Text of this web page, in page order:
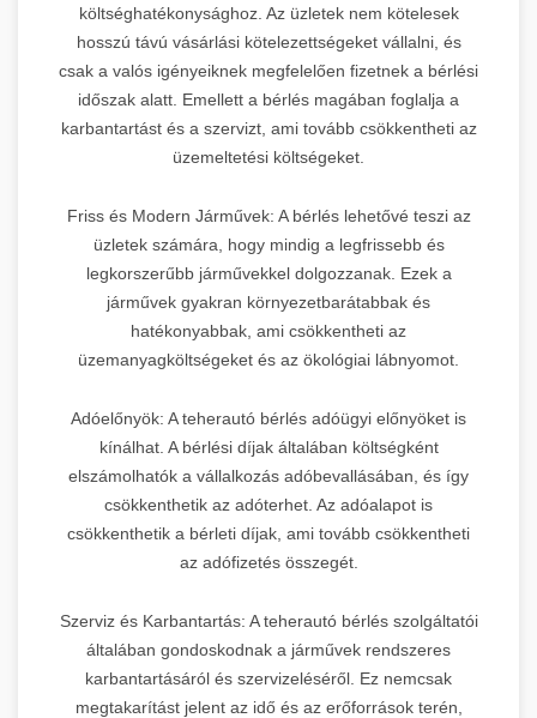
költséghatékonysághoz. Az üzletek nem kötelesek
hosszú távú vásárlási kötelezettségeket vállalni, és
csak a valós igényeiknek megfelelően fizetnek a bérlési
időszak alatt. Emellett a bérlés magában foglalja a
karbantartást és a szervizt, ami tovább csökkentheti az
üzemeltetési költségeket.
Friss és Modern Járművek: A bérlés lehetővé teszi az
üzletek számára, hogy mindig a legfrissebb és
legkorszerűbb járművekkel dolgozzanak. Ezek a
járművek gyakran környezetbarátabbak és
hatékonyabbak, ami csökkentheti az
üzemanyagköltségeket és az ökológiai lábnyomot.
Adóelőnyök: A teherautó bérlés adóügyi előnyöket is
kínálhat. A bérlési díjak általában költségként
elszámolhatók a vállalkozás adóbevallásában, és így
csökkenthetik az adóterhet. Az adóalapot is
csökkenthetik a bérleti díjak, ami tovább csökkentheti
az adófizetés összegét.
Szerviz és Karbantartás: A teherautó bérlés szolgáltatói
általában gondoskodnak a járművek rendszeres
karbantartásáról és szervizeléséről. Ez nemcsak
megtakarítást jelent az idő és az erőforrások terén,